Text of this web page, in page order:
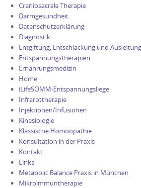
Craniosacrale Therapie
Darmgesundheit
Datenschutzerklärung
Diagnostik
Entgiftung, Entschlackung und
Entspannungstherapien
Ernährungsmedizin
Home
iLifeSOMM-Entspannungsliege
Infrarottherapie
Injektionen/Infusionen
Kinesiologie
Klassische Homöopathie
Konsultation in der Praxis
Kontakt
Links
Metabolic Balance Praxis in München
Mikroimmuntherapie